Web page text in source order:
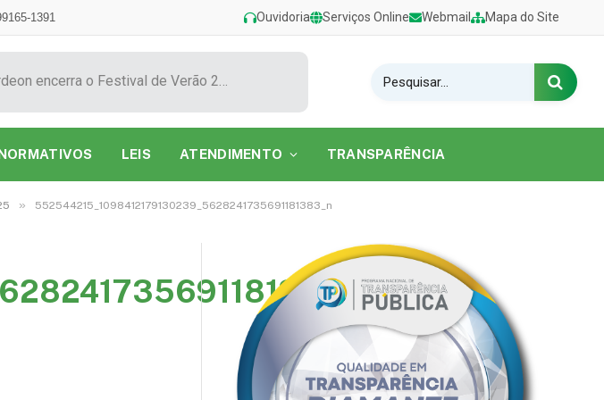
1391 Ouvidoria Serviços Online Webmail Mapa do Site
Show de Tarcísio do Acordeon encerra o Festival de Verão 2026 na Praia do Caripi
LEIS ATENDIMENTO TRANSPARÊNCIA
» 552544215_1098412179130239_5628241735691181383_n